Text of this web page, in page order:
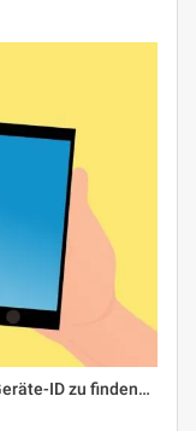
ID zu finden…